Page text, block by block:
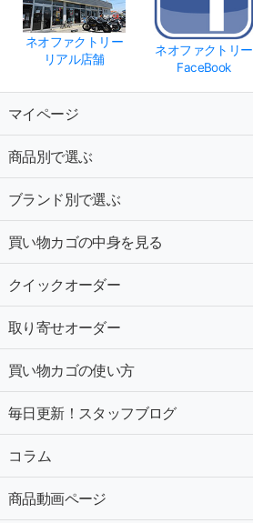
ネオファクトリー
リアル店舗
ネオファクトリー
FaceBook
マイページ
商品別で選ぶ
ブランド別で選ぶ
買い物カゴの中身を見る
クイックオーダー
取り寄せオーダー
買い物カゴの使い方
毎日更新！スタッフブログ
コラム
商品動画ページ